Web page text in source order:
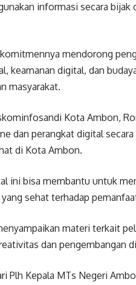
informasi secara bijak
mendorong
keamanan digital, dan
masyarakat.
Kota Ambon,
dan perangkat digital
di Kota Ambon.
ini bisa membantu untuk
sehat terhadap
materi terkait
dan pengembangan
Plh Kepala MTs Negeri